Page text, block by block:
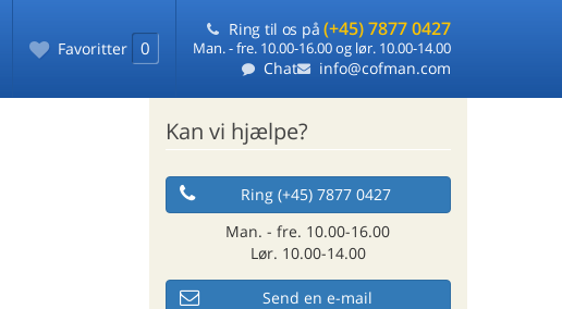
Favoritter 0
Ring til os på (+45) 7877 0427
Man. - fre. 10.00-16.00 og lør. 10.00-14.00
Chat info@cofman.com
Kan vi hjælpe?
Ring (+45) 7877 0427
Man. - fre. 10.00-16.00
Lør. 10.00-14.00
Send en e-mail